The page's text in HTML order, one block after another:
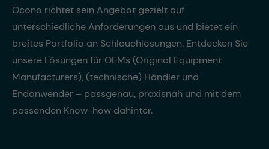
Ocono richtet sein Angebot gezielt auf
unterschiedliche Anforderungen aus und bietet ein
breites Portfolio an Schlauchlösungen. Entdecken Sie
unsere Lösungen für OEMs (Original Equipment
Manufacturers), (technische) Händler und
Endanwender – passgenau, praxisnah und mit dem
passenden Know-how dahinter.